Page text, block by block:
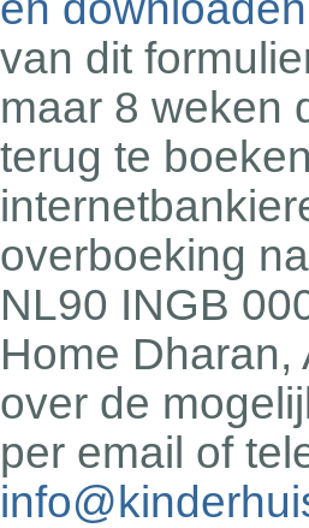
van dit
maar 8 weken
terug te
overboeking
NL90 INGB
Home
over de
per email of